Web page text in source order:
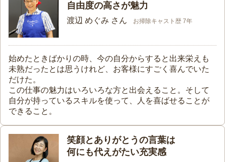
自由度の高さが魅力
渡辺 めぐみ さん お掃除キャスト歴 7年
始めたときばかりの時、今の自分からすると出来栄えも
未熟だったとは思うけれど、お客様にすごく喜んでいた
だけた。
この仕事の魅力はいろいろな方と出会えること。そして
自分が持っているスキルを使って、人を喜ばせることが
できること。
笑顔とありがとうの言葉は
何にも代えがたい充実感